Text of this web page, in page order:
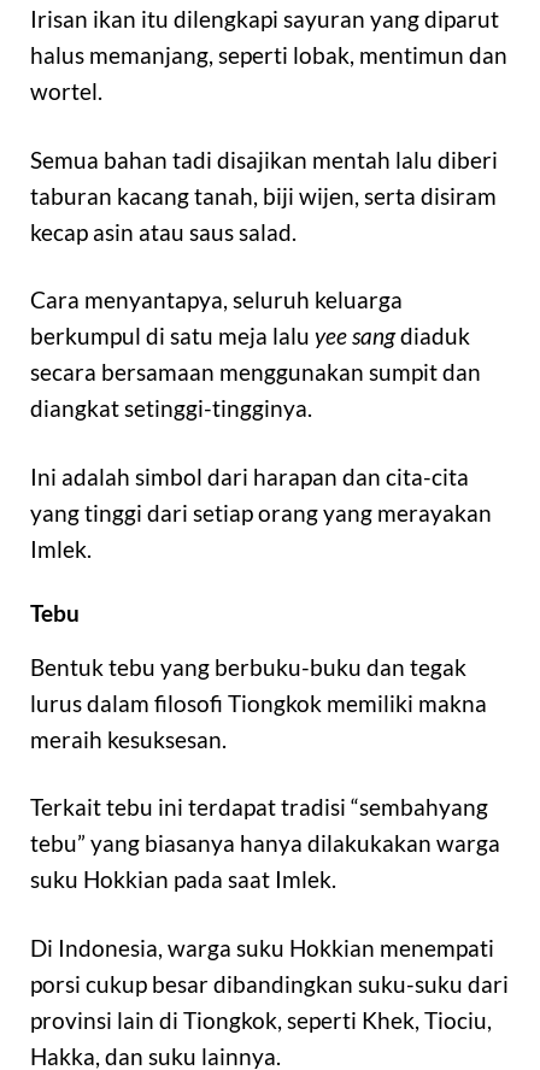
Irisan ikan itu dilengkapi sayuran yang diparut
halus memanjang, seperti lobak, mentimun dan
wortel.
Semua bahan tadi disajikan mentah lalu diberi
taburan kacang tanah, biji wijen, serta disiram
kecap asin atau saus salad.
Cara menyantapya, seluruh keluarga
berkumpul di satu meja lalu yee sangdiaduk
secara bersamaan menggunakan sumpit dan
diangkat setinggi-tingginya.
Ini adalah simbol dari harapan dan cita-cita
yang tinggi dari setiap orang yang merayakan
Imlek.
Tebu
Bentuk tebu yang berbuku-buku dan tegak
lurus dalam filosofi Tiongkok memiliki makna
meraih kesuksesan.
Terkait tebu ini terdapat tradisi “sembahyang
tebu” yang biasanya hanya dilakukakan warga
suku Hokkian pada saat Imlek.
Di Indonesia, warga suku Hokkian menempati
porsi cukup besar dibandingkan suku-suku dari
provinsi lain di Tiongkok, seperti Khek, Tiociu,
Hakka, dan suku lainnya.